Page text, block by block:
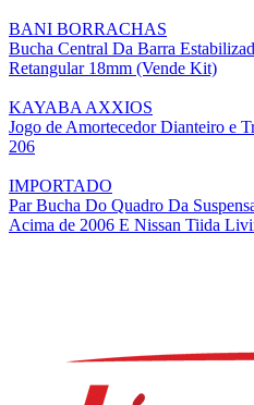
BANI BORRACHAS
Bucha Central Da Barra
Retangular 18mm (Vende Kit)
KAYABA AXXIOS
Jogo de Amortecedor Dianteiro e
206
IMPORTADO
Par Bucha Do Quadro Da
Acima de 2006 E Nissan Tiida